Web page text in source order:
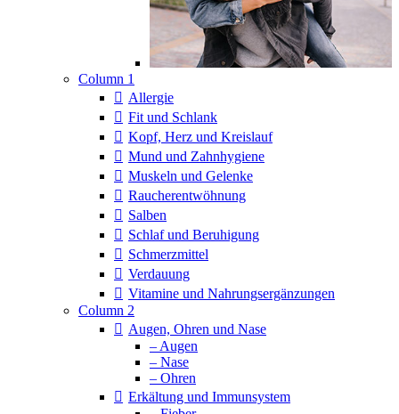
Column 1
Allergie
Fit und Schlank
Kopf, Herz und Kreislauf
Mund und Zahnhygiene
Muskeln und Gelenke
Raucherentwöhnung
Salben
Schlaf und Beruhigung
Schmerzmittel
Verdauung
Vitamine und Nahrungsergänzungen
Column 2
Augen, Ohren und Nase
– Augen
– Nase
– Ohren
Erkältung und Immunsystem